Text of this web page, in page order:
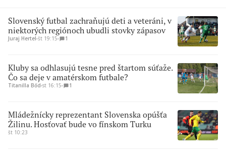
Slovenský futbal zachraňujú deti a veteráni, v
niektorých regiónoch ubudli stovky zápasov
Juraj Hertel∙št 19:15∙ 1
Kluby sa odhlasujú tesne pred štartom súťaže.
Čo sa deje v amatérskom futbale?
Titanilla Bőd∙st 16:15∙ 1
Mládežnícky reprezentant Slovenska opúšťa
Žilinu. Hosťovať bude vo fínskom Turku
št 10:23